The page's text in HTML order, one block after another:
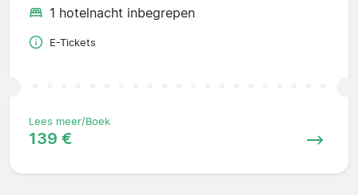
1 hotelnacht inbegrepen
E-Tickets
Lees meer/Boek
139 €